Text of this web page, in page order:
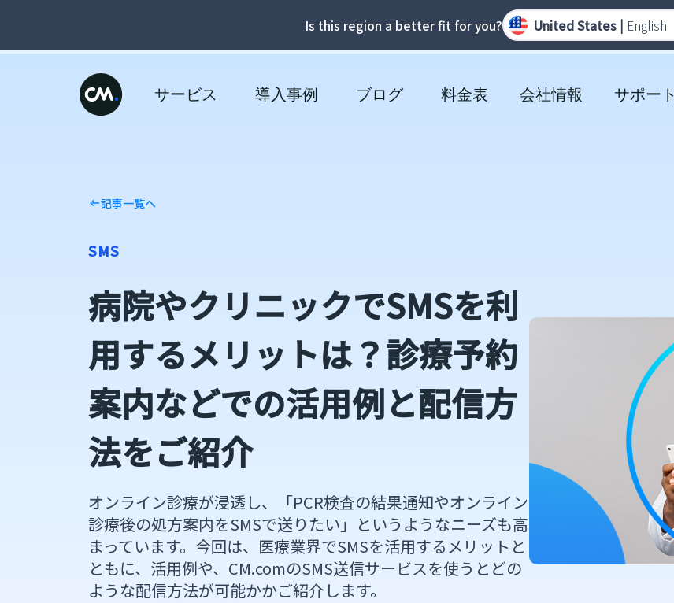
サービス 導入事例 ブログ 料金表 会社情報 サポート
記事一覧へ
SMS
病院やクリニックでSMSを利
用するメリットは？診療予約
案内などでの活用例と配信方
法をご紹介
オンライン診療が浸透し、「PCR検査の結果通知やオンライン
診療後の処方案内をSMSで送りたい」というようなニーズも高
まっています。今回は、医療業界でSMSを活用するメリットと
ともに、活用例や、CM.comのSMS送信サービスを使うとどの
ような配信方法が可能かかご紹介します。
Is this region a better fit for you? United States | English